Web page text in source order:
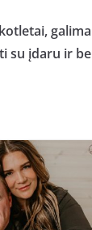
galima
su įdaru ir be